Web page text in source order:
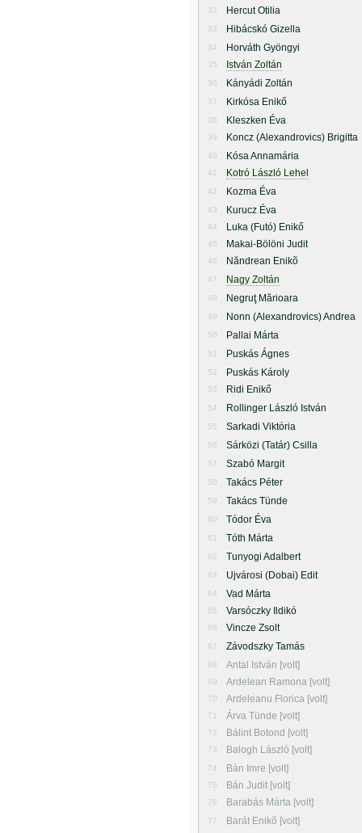
32 Hercut Otilia
33 Hibácskó Gizella
34 Horváth Gyöngyi
35 István Zoltán
36 Kányádi Zoltán
37 Kirkósa Enikő
38 Kleszken Éva
39 Koncz (Alexandrovics) Brigitta
40 Kósa Annamária
41 Kotró László Lehel
42 Kozma Éva
43 Kurucz Éva
44 Luka (Futó) Enikő
45 Makai-Bölöni Judit
46 Năndrean Enikõ
47 Nagy Zoltán
48 Negruţ Mărioara
49 Nonn (Alexandrovics) Andrea
50 Pallai Márta
51 Puskás Ágnes
52 Puskás Károly
53 Ridi Enikő
54 Rollinger László István
55 Sarkadi Viktória
56 Sárközi (Tatár) Csilla
57 Szabó Margit
58 Takács Péter
59 Takács Tünde
60 Tódor Éva
61 Tóth Márta
62 Tunyogi Adalbert
63 Ujvárosi (Dobai) Edit
64 Vad Márta
65 Varsóczky Ildikó
66 Vincze Zsolt
67 Závodszky Tamás
68 Antal István [volt]
69 Ardelean Ramona [volt]
70 Ardeleanu Florica [volt]
71 Árva Tünde [volt]
72 Bálint Botond [volt]
73 Balogh László [volt]
74 Bán Imre [volt]
75 Bán Judit [volt]
76 Barabás Márta [volt]
77 Barát Enikõ [volt]